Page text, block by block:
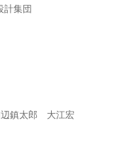
計集団
鎮太郎 大江宏